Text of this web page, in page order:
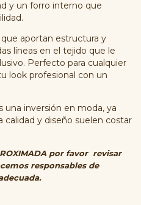
y un forro interno que
aportan estructura y
líneas en el tejido que le
Perfecto para cualquier
look profesional con un
una inversión en moda, ya
calidad y diseño suelen costar
por favor revisar
responsables de